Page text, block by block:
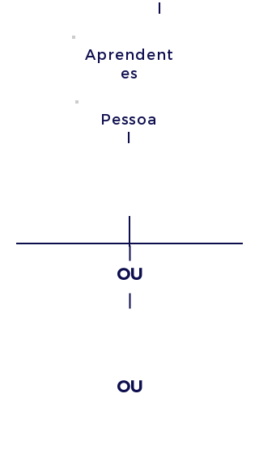
Aprendent
es
Pessoa
OU
OU